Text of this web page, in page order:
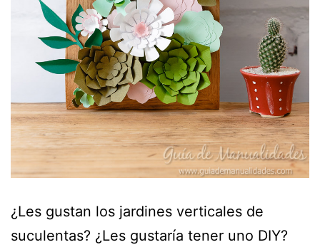
¿Les gustan los jardines verticales de
suculentas? ¿Les gustaría tener uno DIY?